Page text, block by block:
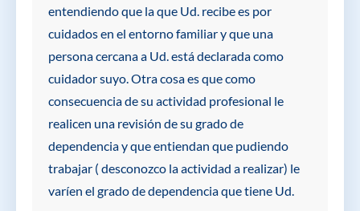
entendiendo que la que Ud. recibe es por
cuidados en el entorno familiar y que una
persona cercana a Ud. está declarada como
cuidador suyo. Otra cosa es que como
consecuencia de su actividad profesional le
realicen una revisión de su grado de
dependencia y que entiendan que pudiendo
trabajar ( desconozco la actividad a realizar) le
varíen el grado de dependencia que tiene Ud.